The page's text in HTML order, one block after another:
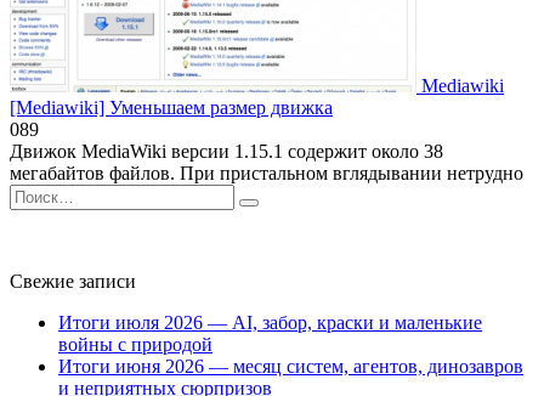
Mediawiki
[Mediawiki] Уменьшаем размер движка
089
Движок MediaWiki версии 1.15.1 содержит около 38
мегабайтов файлов. При пристальном вглядывании нетрудно
Search
for:
Свежие записи
Итоги июля 2026 — AI, забор, краски и маленькие
войны с природой
Итоги июня 2026 — месяц систем, агентов, динозавров
и неприятных сюрпризов